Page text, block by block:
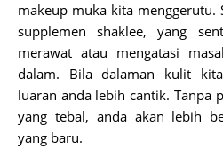
makeup muka kita menggerutu.
supplemen shaklee, yang
merawat atau mengatasi
dalam. Bila dalaman kulit
luaran anda lebih cantik. Tanpa
yang tebal, anda akan lebih
yang baru.